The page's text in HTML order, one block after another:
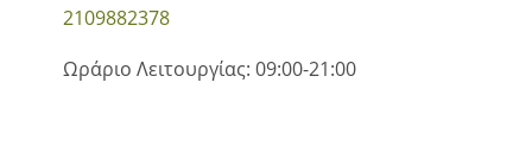
2109882378
Ωράριο Λειτουργίας: 09:00-21:00